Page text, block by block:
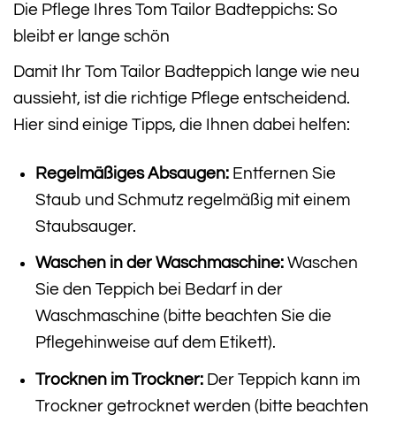
Die Pflege Ihres Tom Tailor Badteppichs: So
bleibt er lange schön
Damit Ihr Tom Tailor Badteppich lange wie neu
aussieht, ist die richtige Pflege entscheidend.
Hier sind einige Tipps, die Ihnen dabei helfen:
Regelmäßiges Absaugen:Entfernen Sie
Staub und Schmutz regelmäßig mit einem
Staubsauger.
Waschen in der Waschmaschine:Waschen
Sie den Teppich bei Bedarf in der
Waschmaschine (bitte beachten Sie die
Pflegehinweise auf dem Etikett).
Trocknen im Trockner:Der Teppich kann im
Trockner getrocknet werden (bitte beachten